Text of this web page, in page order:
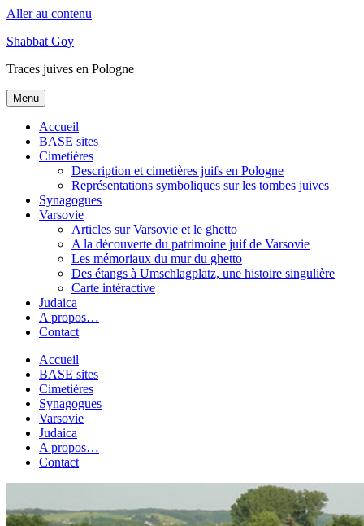
Aller au contenu
Shabbat Goy
Traces juives en Pologne
Menu
Accueil
BASE sites
Cimetières
Description et cimetières juifs en Pologne
Représentations symboliques sur les tombes juives
Synagogues
Varsovie
Articles sur Varsovie et le ghetto
A la découverte du patrimoine juif de Varsovie
Les mémoriaux du mur du ghetto
Des étangs à Umschlagplatz, une histoire singulière
Carte intéractive
Judaica
A propos…
Contact
Accueil
BASE sites
Cimetières
Synagogues
Varsovie
Judaica
A propos…
Contact